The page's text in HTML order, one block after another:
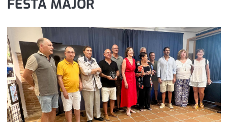
medi ambient
opinió
política
promo serveis
calendari
FESTA MAJOR